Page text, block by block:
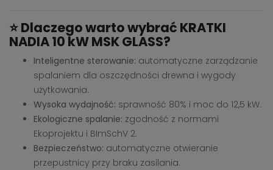
⭐Dlaczego warto wybrać KRATKI
NADIA 10 kW MSK GLASS?
Inteligentne sterowanie: automatyczne zarządzanie
spalaniem dla oszczędności drewna i wygody
użytkowania.
Wysoka wydajność: sprawność 80% i moc do 12,5 kW.
Ekologiczne spalanie: zgodność z normami
Ekoprojektu i BImSchV 2.
Bezpieczeństwo: automatyczne otwieranie
przepustnicy przy braku zasilania.